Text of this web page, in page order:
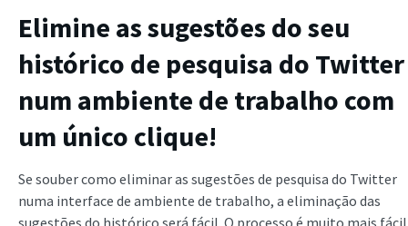
Elimine as sugestões do seu
histórico de pesquisa do Twitter
num ambiente de trabalho com
um único clique!
Se souber como eliminar as sugestões de pesquisa do Twitter
numa interface de ambiente de trabalho, a eliminação das